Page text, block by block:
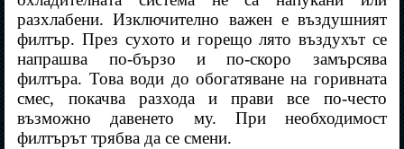
разхлабени. Изключително важен е въздушният
филтър. През сухото и горещо лято въздухът се
напрашва по-бързо и по-скоро замърсява
филтъра. Това води до обогатяване на горивната
смес, покачва разхода и прави все по-често
възможно давенето му. При необходимост
филтърът трябва да се смени.